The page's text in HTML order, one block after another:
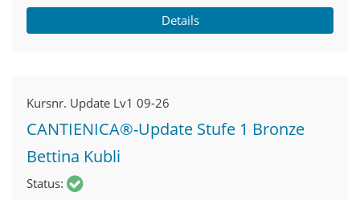
Details
Kursnr. Update Lv1 09-26
CANTIENICA®-Update Stufe 1 Bronze
Bettina Kubli
Status